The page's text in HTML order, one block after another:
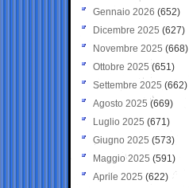
Gennaio 2026 (652)
Dicembre 2025 (627)
Novembre 2025 (668)
Ottobre 2025 (651)
Settembre 2025 (662)
Agosto 2025 (669)
Luglio 2025 (671)
Giugno 2025 (573)
Maggio 2025 (591)
Aprile 2025 (622)